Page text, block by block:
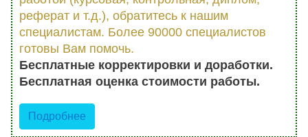
реферат и т.д.), обратитесь к нашим
специалистам. Более 90000 специалистов
готовы Вам помочь.
Бесплатные корректировки и доработки.
Бесплатная оценка стоимости работы.
Подробнее